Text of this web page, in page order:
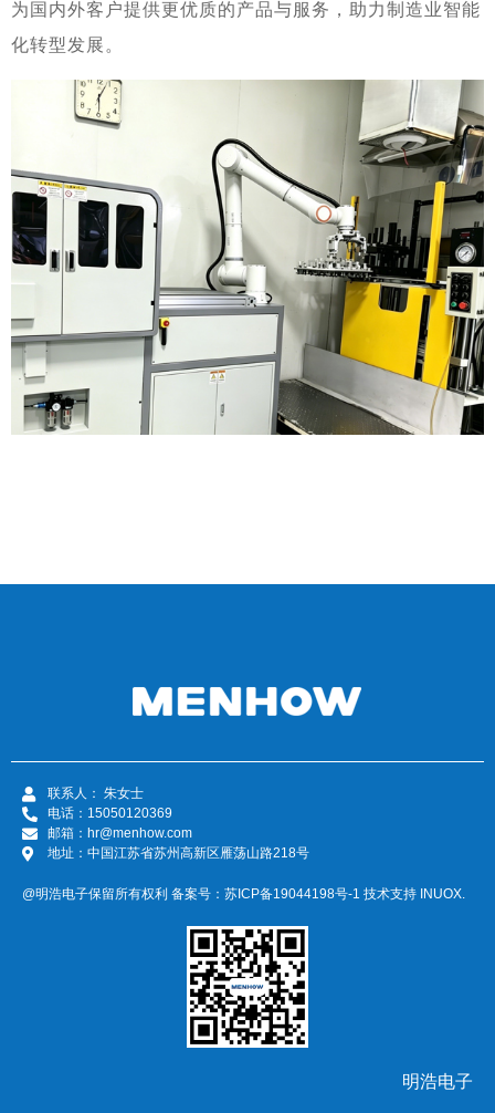
为国内外客户提供更优质的产品与服务，助力制造业智能
化转型发展。
联系人： 朱女士
电话：15050120369
邮箱：hr@menhow.com
地址：中国江苏省苏州高新区雁荡山路218号
@明浩电子保留所有权利 备案号： 苏ICP备19044198号-1 技术支持 INUOX.
明浩电子